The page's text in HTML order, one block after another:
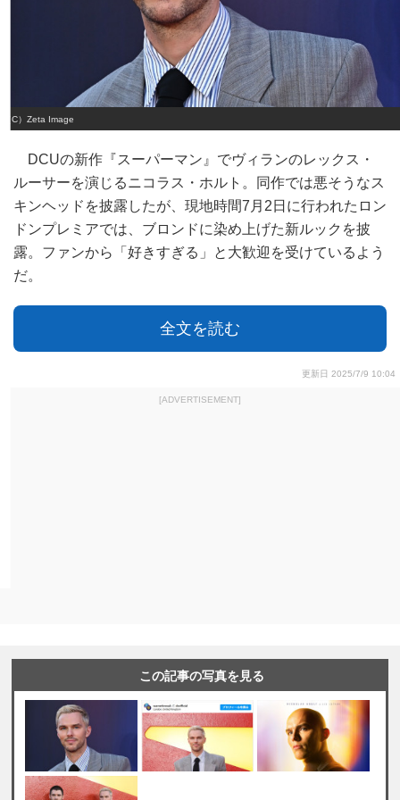
（C）Zeta Image
DCUの新作『スーパーマン』でヴィランのレックス・
ルーサーを演じるニコラス・ホルト。同作では悪そうなス
キンヘッドを披露したが、現地時間7月2日に行われたロン
ドンプレミアでは、ブロンドに染め上げた新ルックを披
露。ファンから「好きすぎる」と大歓迎を受けているよう
だ。
全文を読む
更新日 2025/7/9 10:04
[ADVERTISEMENT]
この記事の写真を見る